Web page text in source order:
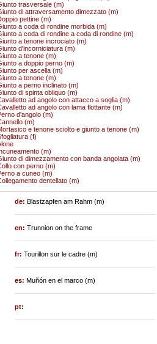
trasversale (m)
di attraversamento dimezzato (m)
pettine (m)
a coda di rondine morbida (m)
a coda di rondine a coda di rondine (m)
a tenone incrociato (m)
d'incorniciatura (m)
a tenone (m)
a doppio perno (m)
per ascella (m)
a tenone (m)
a perno inclinato (m)
di spinta obliquo (m)
ad angolo con attacco a soglia (m)
ad angolo con lama flottante (m)
d'angolo (m)
(m)
e tenone sciolto e giunto a tenone (m)
(f)
(m)
di dimezzamento con banda angolata (m)
con perno (m)
a cuneo (m)
dentellato (m)
de:Blastzapfen am Rahm (m)
en:Trunnion on the frame
fr:Tourillon sur le cadre (m)
es:Muñón en el marco (m)
pt: